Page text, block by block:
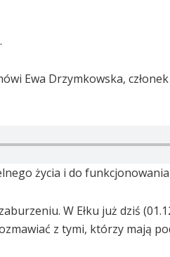
Ewa Drzymkowska,
życia i do funkcjonowania
W Ełku już dziś
z tymi, którzy mają